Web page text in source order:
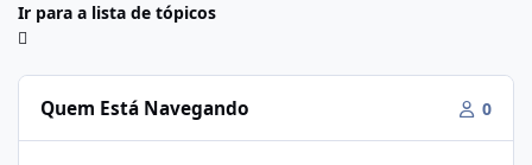
Ir para a lista de tópicos
Quem Está Navegando 0